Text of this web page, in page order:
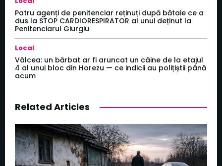
Patru agenți de penitenciar reținuți după bătaie ce a
dus la STOP CARDIORESPIRATOR al unui deținut la
Penitenciarul Giurgiu
Local
Vâlcea: un bărbat ar fi aruncat un câine de la etajul
4 al unui bloc din Horezu — ce indicii au polițiștii până
acum
Related Articles